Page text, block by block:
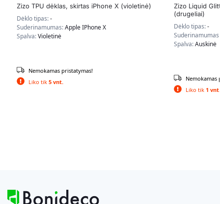
Zizo TPU dėklas, skirtas iPhone X (violetinė)
Dėklo tipas:-
Suderinamumas:Apple IPhone X
Spalva:Violetinė
Liko tik 5 vnt.
Nemokamas pristatymas!
Zizo Liquid
(drugeliai)
Dėklo tipas:-
Spalva:Auskinė
Liko tik 1 vnt.
Nemokamas